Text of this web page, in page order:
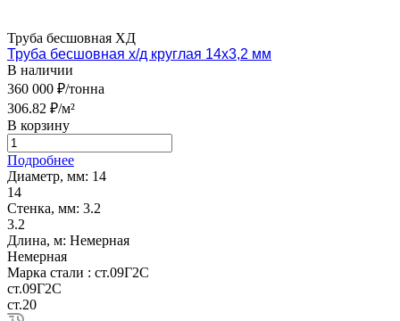
Труба бесшовная ХД
Труба бесшовная х/д круглая 14х3,2 мм
В наличии
360 000 ₽/тонна
306.82 ₽/м²
В корзину
Подробнее
Диаметр, мм: 14
14
Стенка, мм: 3.2
3.2
Длина, м: Немерная
Немерная
Марка стали : ст.09Г2С
ст.09Г2С
ст.20